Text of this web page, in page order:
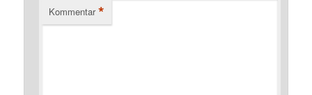
Kommentar *